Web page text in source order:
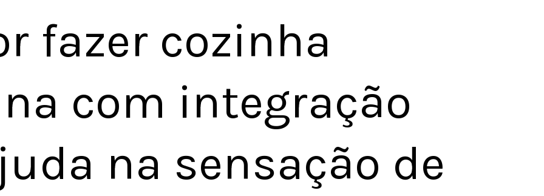
fazer cozinha
com integração
na sensação de